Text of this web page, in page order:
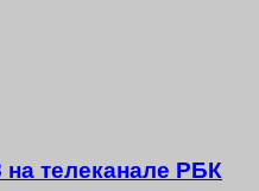
телеканале РБК